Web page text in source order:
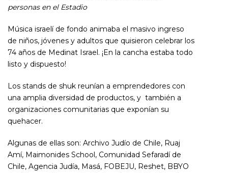
personas en el Estadio
Música israelí de fondo animaba el masivo ingreso
de niños, jóvenes y adultos que quisieron celebrar los
74 años de Medinat Israel. ¡En la cancha estaba todo
listo y dispuesto!
Los stands de shuk reunían a emprendedores con
una amplia diversidad de productos, y también a
organizaciones comunitarias que exponían su
quehacer.
Algunas de ellas son: Archivo Judío de Chile, Ruaj
Amí, Maimonides School, Comunidad Sefaradí de
Chile, Agencia Judía, Masá, FOBEJU, Reshet, BBYO